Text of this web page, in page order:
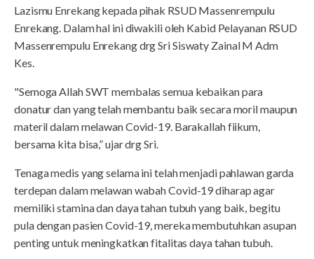
Lazismu Enrekang kepada pihak RSUD Massenrempulu
Enrekang. Dalam hal ini diwakili oleh Kabid Pelayanan RSUD
Massenrempulu Enrekang drg Sri Siswaty Zainal M Adm
Kes.
"Semoga Allah SWT membalas semua kebaikan para
donatur dan yang telah membantu baik secara moril maupun
materil dalam melawan Covid-19. Barakallah fiikum,
bersama kita bisa,” ujar drg Sri.
Tenaga medis yang selama ini telah menjadi pahlawan garda
terdepan dalam melawan wabah Covid-19 diharap agar
memiliki stamina dan daya tahan tubuh yang baik, begitu
pula dengan pasien Covid-19, mereka membutuhkan asupan
penting untuk meningkatkan fitalitas daya tahan tubuh.